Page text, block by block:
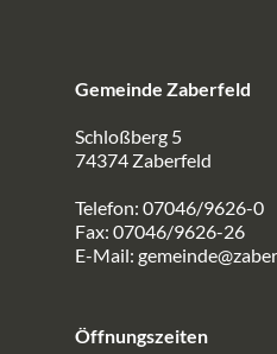
Gemeinde Zaberfeld
Schloßberg 5
74374 Zaberfeld
Telefon: 07046/9626-0
Fax: 07046/9626-26
E-Mail:
Öffnungszeiten